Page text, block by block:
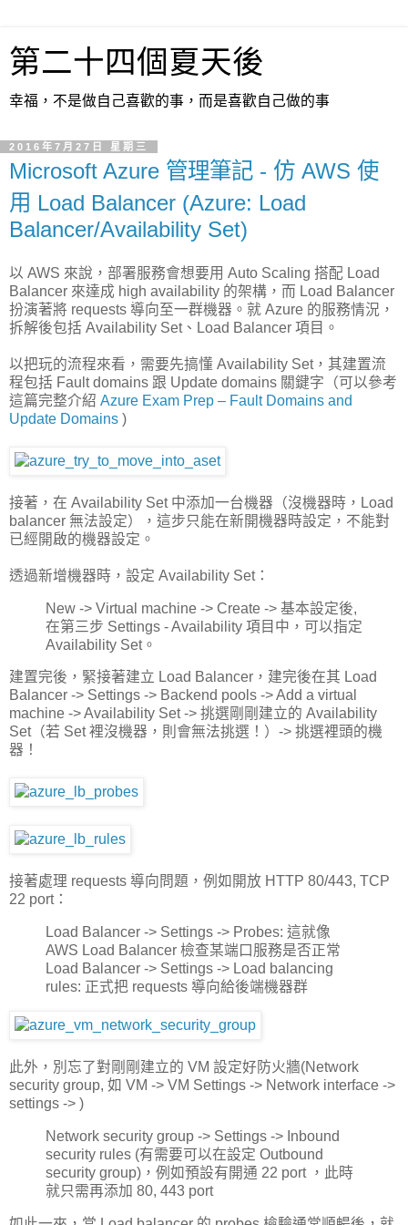
第二十四個夏天後
幸福，不是做自己喜歡的事，而是喜歡自己做的事
2016年7月27日 星期三
Microsoft Azure 管理筆記 - 仿 AWS 使
用 Load Balancer (Azure: Load
Balancer/Availability Set)
以 AWS 來說，部署服務會想要用 Auto Scaling 搭配 Load
Balancer 來達成 high availability 的架構，而 Load Balancer
扮演著將 requests 導向至一群機器。就 Azure 的服務情況，
拆解後包括 Availability Set、Load Balancer 項目。
以把玩的流程來看，需要先搞懂 Availability Set，其建置流
程包括 Fault domains 跟 Update domains 關鍵字（可以參考
這篇完整介紹 Azure Exam Prep – Fault Domains and
Update Domains )
接著，在 Availability Set 中添加一台機器（沒機器時，Load
balancer 無法設定），這步只能在新開機器時設定，不能對
已經開啟的機器設定。
透過新增機器時，設定 Availability Set：
New -> Virtual machine -> Create -> 基本設定後,
在第三步 Settings - Availability 項目中，可以指定
Availability Set。
建置完後，緊接著建立 Load Balancer，建完後在其 Load
Balancer -> Settings -> Backend pools -> Add a virtual
machine -> Availability Set -> 挑選剛剛建立的 Availability
Set（若 Set 裡沒機器，則會無法挑選！）-> 挑選裡頭的機
器！
接著處理 requests 導向問題，例如開放 HTTP 80/443, TCP
22 port：
Load Balancer -> Settings -> Probes: 這就像
AWS Load Balancer 檢查某端口服務是否正常
Load Balancer -> Settings -> Load balancing
rules: 正式把 requests 導向給後端機器群
此外，別忘了對剛剛建立的 VM 設定好防火牆(Network
security group, 如 VM -> VM Settings -> Network interface ->
settings -> )
Network security group -> Settings -> Inbound
security rules (有需要可以在設定 Outbound
security group)，例如預設有開通 22 port ，此時
就只需再添加 80, 443 port